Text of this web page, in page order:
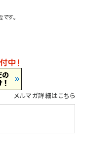
す。
メルマガ詳細はこちら